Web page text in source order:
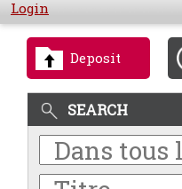
Login
Deposit
SEARCH